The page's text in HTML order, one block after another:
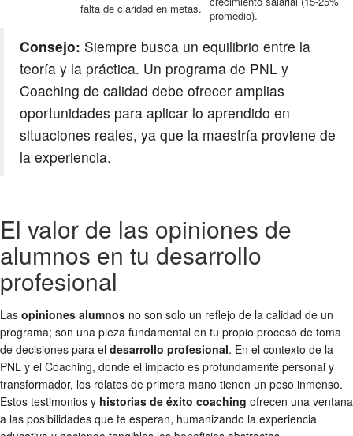
falta de claridad en metas. promedio).
Consejo: Siempre busca un equilibrio entre la
teoría y la práctica. Un programa de PNL y
Coaching de calidad debe ofrecer amplias
oportunidades para aplicar lo aprendido en
situaciones reales, ya que la maestría proviene de
la experiencia.
El valor de las opiniones de
alumnos en tu desarrollo
profesional
Las opiniones alumnos no son solo un reflejo de la calidad de un
programa; son una pieza fundamental en tu propio proceso de toma
de decisiones para el desarrollo profesional. En el contexto de la
PNL y el Coaching, donde el impacto es profundamente personal y
transformador, los relatos de primera mano tienen un peso inmenso.
Estos testimonios y historias de éxito coaching ofrecen una ventana
a las posibilidades que te esperan, humanizando la experiencia